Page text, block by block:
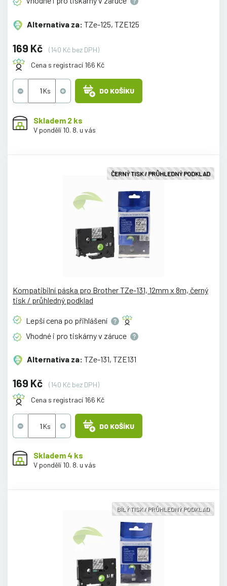
Alternativa za: TZe-125, TZE125
169 Kč
(140 Kč bez DPH)
Cena s registrací 166 Kč
DO KOŠÍKU
Skladem 2 ks
V pondělí 10. 8. u vás
ČERNÝ TISK / PRŮHLEDNÝ PODKLAD
Kompatibilní páska pro Brother TZe-131, 12mm x 8m, černý
tisk / průhledný podklad
Lepší cena po přihlášení
Vhodné i pro tiskárny v záruce
Alternativa za: TZe-131, TZE131
169 Kč
(140 Kč bez DPH)
Cena s registrací 166 Kč
DO KOŠÍKU
Skladem 4 ks
V pondělí 10. 8. u vás
BÍLÝ TISK / PRŮHLEDNÝ PODKLAD